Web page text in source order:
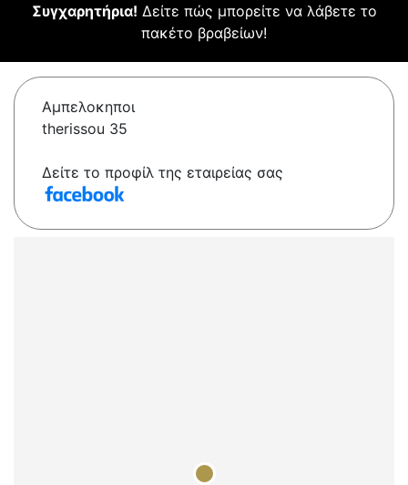
Συγχαρητήρια! Δείτε πώς μπορείτε να λάβετε το
πακέτο βραβείων!
Αμπελοκηποι
therissou 35
Δείτε το προφίλ της εταιρείας σας